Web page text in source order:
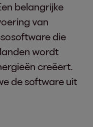
belangrijke
van
die
wordt
creëert.
de software uit